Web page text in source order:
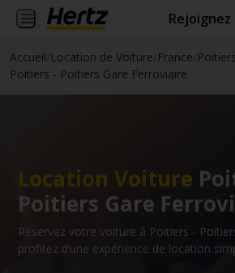
Accueil Location de Voiture France Poitiers
Poitiers - Poitiers Gare Ferroviaire
Location Voiture
Poitiers Gare
Réservez votre voiture à Poitiers -
profitez d’une expérience de location